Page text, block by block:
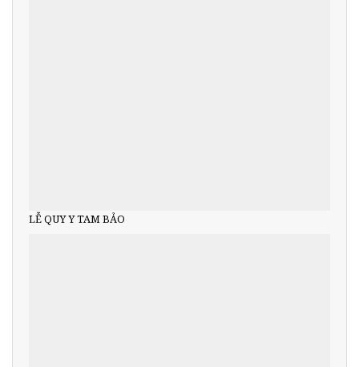
LỄ QUY Y TAM BẢO